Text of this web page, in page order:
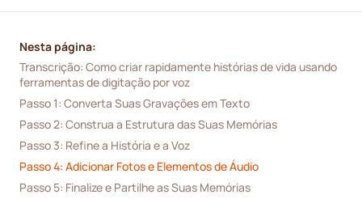
Nesta página:
Transcrição: Como criar rapidamente histórias de vida usando
ferramentas de digitação por voz
Passo 1: Converta Suas Gravações em Texto
Passo 2: Construa a Estrutura das Suas Memórias
Passo 3: Refine a História e a Voz
Passo 4: Adicionar Fotos e Elementos de Áudio
Passo 5: Finalize e Partilhe as Suas Memórias